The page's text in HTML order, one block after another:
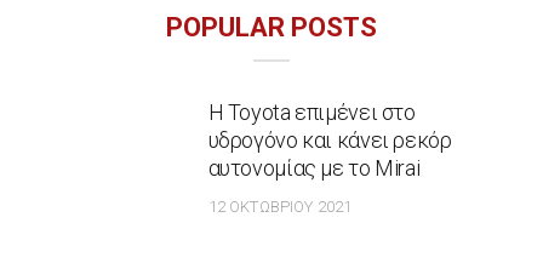
POPULAR POSTS
Η Toyota επιμένει στο
υδρογόνο και κάνει ρεκόρ
αυτονομίας με το Mirai
12 ΟΚΤΩΒΡΊΟΥ 2021